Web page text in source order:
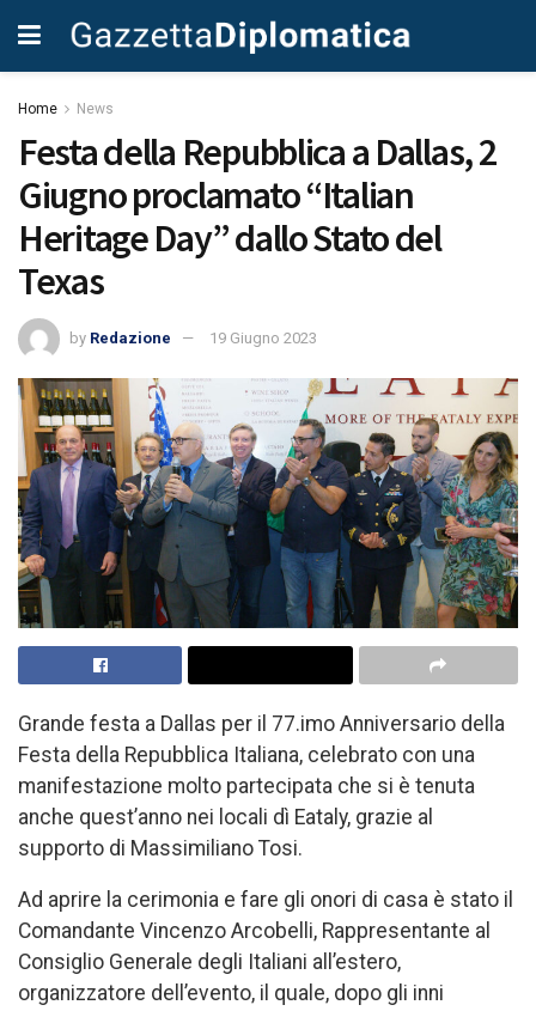
Home News
Festa della Repubblica a Dallas, 2
Giugno proclamato “Italian
Heritage Day” dallo Stato del
Texas
by Redazione 19 Giugno 2023
Grande festa a Dallas per il 77.imo Anniversario della
Festa della Repubblica Italiana, celebrato con una
manifestazione molto partecipata che si è tenuta
anche quest’anno nei locali dì Eataly, grazie al
supporto di Massimiliano Tosi.
Ad aprire la cerimonia e fare gli onori di casa è stato il
Comandante Vincenzo Arcobelli, Rappresentante al
Consiglio Generale degli Italiani all’estero,
organizzatore dell’evento, il quale, dopo gli inni